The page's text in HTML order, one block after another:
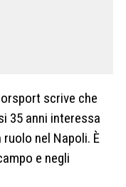
scrive che
35 anni interessa
nel Napoli. È
e negli